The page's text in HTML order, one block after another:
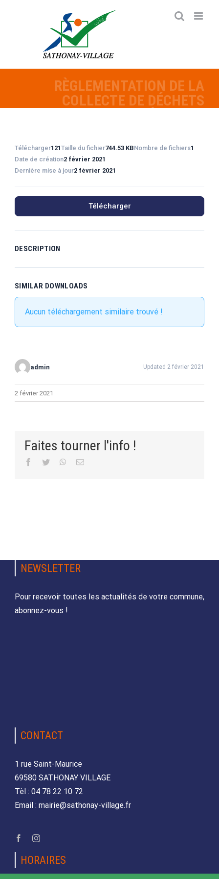
RÈGLEMENTATION DE LA
COLLECTE DE DÉCHETS
Télécharger121Taille du fichier744.53 KBNombre de fichiers1
Date de création2 février 2021
Dernière mise à jour2 février 2021
Télécharger
DESCRIPTION
SIMILAR DOWNLOADS
Aucun téléchargement similaire trouvé !
admin Updated 2 février 2021
2 février 2021
Faites tourner l'info !
Facebook
Twitter WhatsApp
Email
NEWSLETTER
Pour recevoir toutes les actualités de votre commune,
abonnez-vous !
CONTACT
1 rue Saint-Maurice
69580 SATHONAY VILLAGE
Tèl : 04 78 22 10 72
Email : mairie@sathonay-village.fr
HORAIRES